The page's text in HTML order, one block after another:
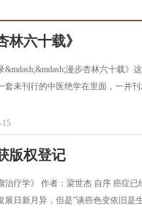
六十载》
&mdash;&mdash;漫步杏林六十载
套未刊行的中医绝学在里面，一并
15
版权登记
治疗学》 作者：梁世杰 自序 癌症
展日新月异，但是”谈癌色变依旧是